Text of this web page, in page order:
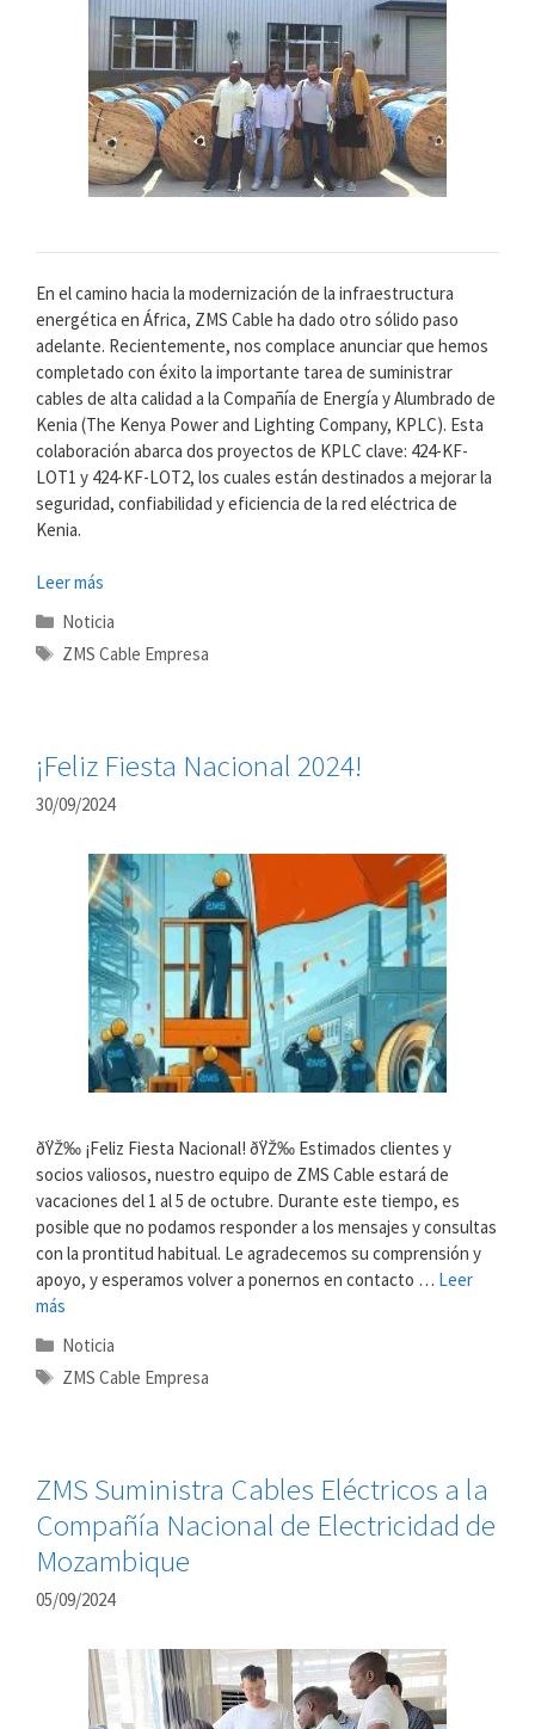
En el camino hacia la modernización de la infraestructura
energética en África, ZMS Cable ha dado otro sólido paso
adelante. Recientemente, nos complace anunciar que hemos
completado con éxito la importante tarea de suministrar
cables de alta calidad a la Compañía de Energía y Alumbrado de
Kenia (The Kenya Power and Lighting Company, KPLC). Esta
colaboración abarca dos proyectos de KPLC clave: 424-KF-
LOT1 y 424-KF-LOT2, los cuales están destinados a mejorar la
seguridad, confiabilidad y eficiencia de la red eléctrica de
Kenia.
Leer más
Categorías
Noticia
Etiquetas
ZMS Cable Empresa
¡Feliz Fiesta Nacional 2024!
30/09/2024
ðŸŽ‰ ¡Feliz Fiesta Nacional! ðŸŽ‰ Estimados clientes y
socios valiosos, nuestro equipo de ZMS Cable estará de
vacaciones del 1 al 5 de octubre. Durante este tiempo, es
posible que no podamos responder a los mensajes y consultas
con la prontitud habitual. Le agradecemos su comprensión y
apoyo, y esperamos volver a ponernos en contacto … Leer
más
Categorías
Noticia
Etiquetas
ZMS Cable Empresa
ZMS Suministra Cables Eléctricos a la
Compañía Nacional de Electricidad de
Mozambique
05/09/2024